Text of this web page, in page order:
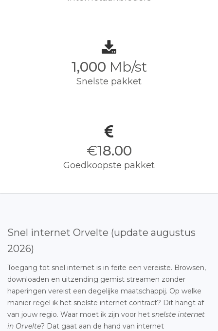
1,000 Mb/st
Snelste pakket
€18.00
Goedkoopste pakket
Snel internet Orvelte (update augustus
2026)
Toegang tot snel internet is in feite een vereiste. Browsen,
downloaden en uitzending gemist streamen zonder
haperingen vereist een degelijke maatschappij. Op welke
manier regel ik het snelste internet contract? Dit hangt af
van jouw regio. Waar moet ik zijn voor het snelste internet
in Orvelte? Dat gaat aan de hand van internet